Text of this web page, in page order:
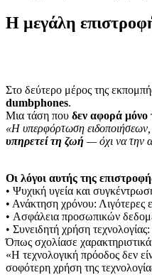
Η μεγάλη
Στο δεύτερο μέρος της
dumbphones.
Μια τάση που δεν αφορά μόνο
«Η υπερφόρτωση ειδοποιήσεων,
υπηρετεί τη ζωή — όχι να την
Οι λόγοι αυτής της
• Ψυχική υγεία και
• Ανάκτηση χρόνου: Λιγότερες
• Ασφάλεια προσωπικών
• Συνειδητή χρήση
Όπως σχολίασε
«Η τεχνολογική πρόοδος δεν
σοφότερη χρήση της